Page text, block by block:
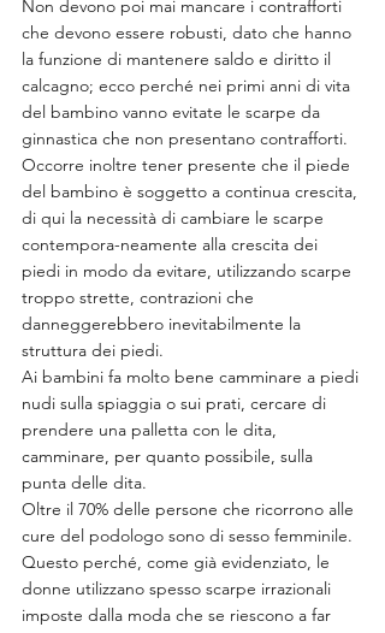
Non devono poi mai mancare i contrafforti
che devono essere robusti, dato che hanno
la funzione di mantenere saldo e diritto il
calcagno; ecco perché nei primi anni di vita
del bambino vanno evitate le scarpe da
ginnastica che non presentano contrafforti.
Occorre inoltre tener presente che il piede
del bambino è soggetto a continua crescita,
di qui la necessità di cambiare le scarpe
contempora-neamente alla crescita dei
piedi in modo da evitare, utilizzando scarpe
troppo strette, contrazioni che
danneggerebbero inevitabilmente la
struttura dei piedi.
Ai bambini fa molto bene camminare a piedi
nudi sulla spiaggia o sui prati, cercare di
prendere una palletta con le dita,
camminare, per quanto possibile, sulla
punta delle dita.
Oltre il 70% delle persone che ricorrono alle
cure del podologo sono di sesso femminile.
Questo perché, come già evidenziato, le
donne utilizzano spesso scarpe irrazionali
imposte dalla moda che se riescono a far